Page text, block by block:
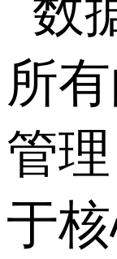
数
所
管
于